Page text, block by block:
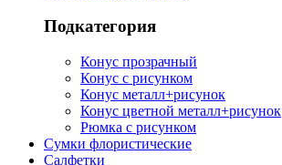
Подкатегория
Конус прозрачный
Конус с рисунком
Конус металл+рисунок
Конус цветной металл+рисунок
Рюмка с рисунком
Сумки флористические
Салфетки